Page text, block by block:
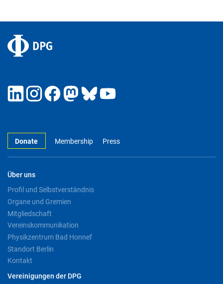
Donate Membership Press
Über uns
Profil und Selbstverständnis
Organe und Gremien
Mitgliedschaft
Vereinskommunikation
Physikzentrum Bad Honnef
Standort Berlin
Kontakt
Vereinigungen der DPG